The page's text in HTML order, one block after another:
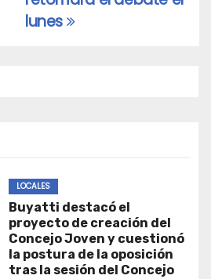
lunes
LOCALES
Buyatti destacó el
proyecto de creación del
Concejo Joven y cuestionó
la postura de la oposición
tras la sesión del Concejo